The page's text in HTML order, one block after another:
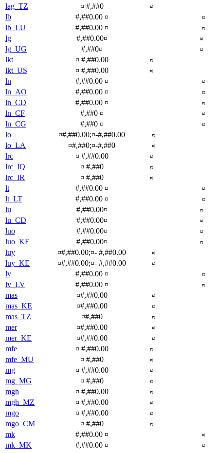
lag_TZ ¤ #,##0 ¤
lb #,##0.00 ¤ ¤
lb_LU #,##0.00 ¤ ¤
lg #,##0.00¤ ¤
lg_UG #,##0¤ ¤
lkt ¤ #,##0.00 ¤
lkt_US ¤ #,##0.00 ¤
ln #,##0.00 ¤ ¤
ln_AO #,##0.00 ¤ ¤
ln_CD #,##0.00 ¤ ¤
ln_CF #,##0 ¤ ¤
ln_CG #,##0 ¤ ¤
lo ¤#,##0.00;¤-#,##0.00 ¤
lo_LA ¤#,##0;¤-#,##0 ¤
lrc ¤ #,##0.00 ¤
lrc_IQ ¤ #,##0 ¤
lrc_IR ¤ #,##0 ¤
lt #,##0.00 ¤ ¤
lt_LT #,##0.00 ¤ ¤
lu #,##0.00¤ ¤
lu_CD #,##0.00¤ ¤
luo #,##0.00¤ ¤
luo_KE #,##0.00¤ ¤
luy ¤#,##0.00;¤- #,##0.00 ¤
luy_KE ¤#,##0.00;¤- #,##0.00 ¤
lv #,##0.00 ¤ ¤
lv_LV #,##0.00 ¤ ¤
mas ¤#,##0.00 ¤
mas_KE ¤#,##0.00 ¤
mas_TZ ¤#,##0 ¤
mer ¤#,##0.00 ¤
mer_KE ¤#,##0.00 ¤
mfe ¤ #,##0.00 ¤
mfe_MU ¤ #,##0 ¤
mg ¤ #,##0.00 ¤
mg_MG ¤ #,##0 ¤
mgh ¤ #,##0.00 ¤
mgh_MZ ¤ #,##0.00 ¤
mgo ¤ #,##0.00 ¤
mgo_CM ¤ #,##0 ¤
mk #,##0.00 ¤ ¤
mk_MK #,##0.00 ¤ ¤